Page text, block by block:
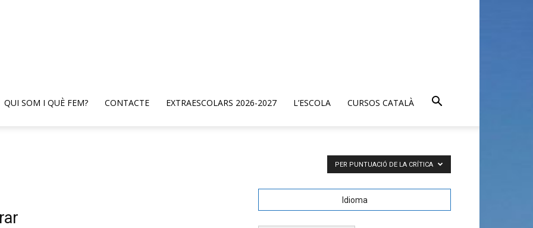
QUI SOM I QUÈ FEM? CONTACTE EXTRAESCOLARS 2026-2027 L’ESCOLA CURSOS CATALÀ
PER PUNTUACIÓ DE LA CRÍTICA
Idioma